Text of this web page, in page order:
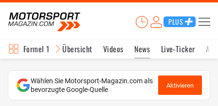
PLUS
Formel 1 Übersicht Videos News Live-Ticker
Wählen Sie Motorsport-Magazin.com als
bevorzugte Google-Quelle
Aktivieren